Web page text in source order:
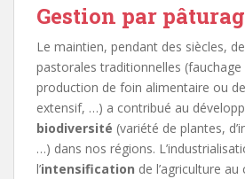
Gestion par
Le maintien, pendant des siècles,
pastorales traditionnelles
production de foin alimentaire ou
extensif, …) a contribué au
biodiversité (variété de plantes,
…) dans nos régions.
l’intensification de l’agriculture